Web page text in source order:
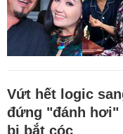
Vứt hết logic
đứng "đánh hơi"
bị bắt cóc